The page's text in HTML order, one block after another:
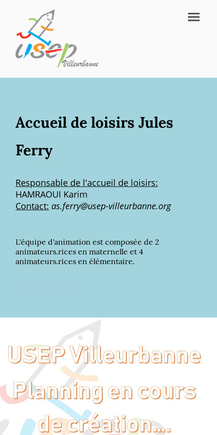
Accueil de loisirs Jules
Ferry
Responsable de l'accueil de loisirs:
HAMRAOUI Karim
Contact: as.ferry@usep-villeurbanne.org
L'équipe d'animation est composée de 2
animateurs.rices en maternelle et 4
animateurs.rices en élémentaire.